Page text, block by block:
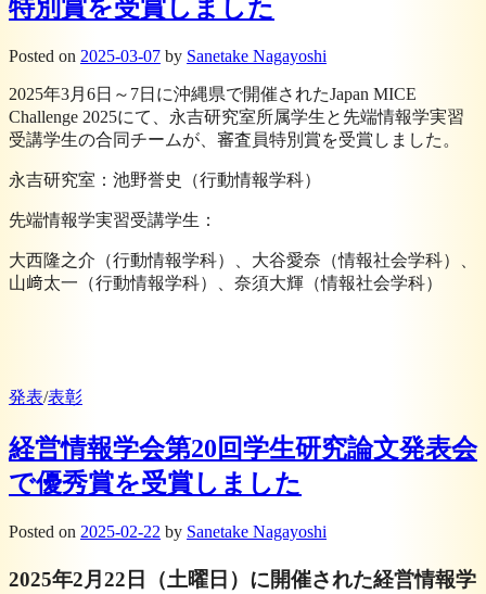
特別賞を受賞しました
Posted on 2025-03-07 by Sanetake Nagayoshi
2025年3月6日～7日に沖縄県で開催されたJapan MICE
Challenge 2025にて、永吉研究室所属学生と先端情報学実習
受講学生の合同チームが、審査員特別賞を受賞しました。
永吉研究室：池野誉史（行動情報学科）
先端情報学実習受講学生：
大西隆之介（行動情報学科）、大谷愛奈（情報社会学科）、
山﨑太一（行動情報学科）、奈須大輝（情報社会学科）
発表/表彰
経営情報学会第20回学生研究論文発表会
で優秀賞を受賞しました
Posted on 2025-02-22 by Sanetake Nagayoshi
2025年2月22日（土曜日）に開催された経営情報学